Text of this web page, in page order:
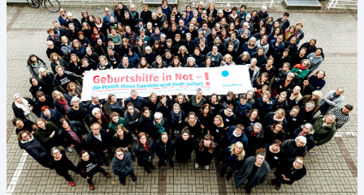
Test für Selbstständige
⚖️ Vergleich & Rechner
Krankenkassenvergleich
Krankenkassenrechner
↔ Wechsel
Krankenkassenwechsel
Kündigung
Musterkündigung